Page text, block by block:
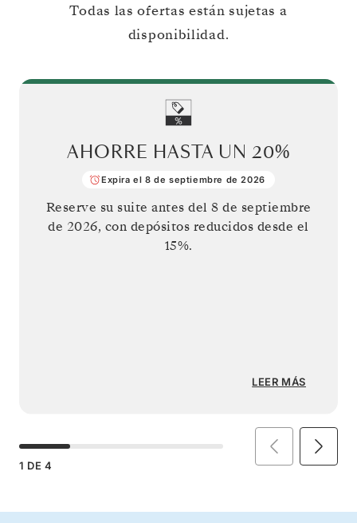
Todas las ofertas están sujetas a
disponibilidad.
AHORRE HASTA UN 20%
Expira el 8 de septiembre de 2026
Reserve su suite antes del 8 de septiembre
de 2026, con depósitos reducidos desde el
15%.
LEER MÁS
1 DE 4